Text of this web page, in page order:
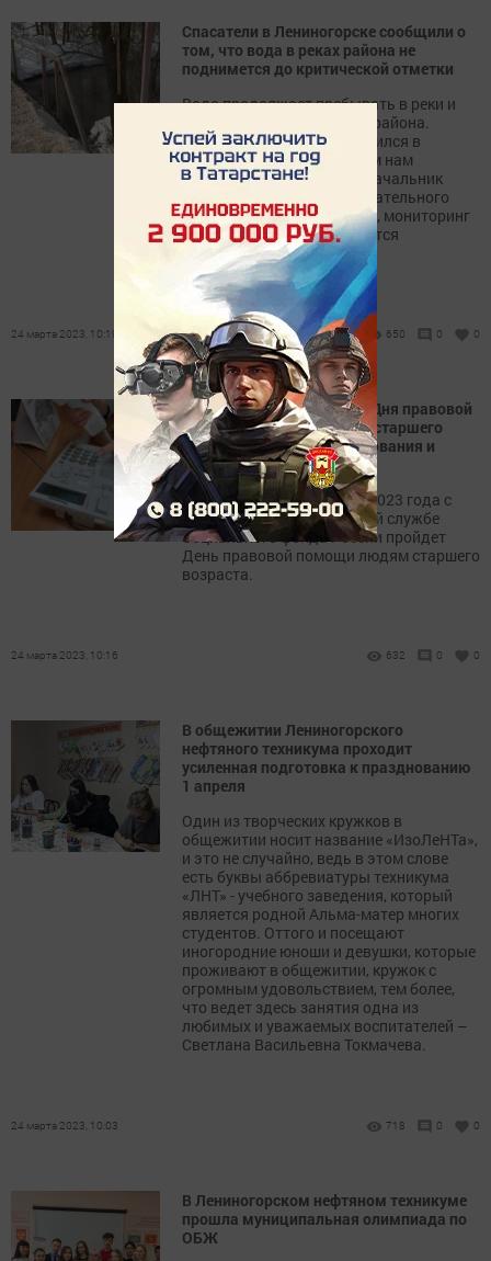
Спасатели в Лениногорске сообщили о
том, что вода в реках района не
поднимется до критической отметки
Вода продолжает пребывать в реки и
водоемы Лениногорского района.
Уровень воды в них повысился в
среднем на 1 метр. Об этом нам
сообщил Салих Сахапов, начальник
зонального поисково-спасательного
отряда № 7. По его словам, мониторинг
водных объектов проводится
практически каждый день.
24 марта 2023, 10:19 650 0 0
В Лениногорске во время Дня правовой
помощи объяснят людям старшего
возраста о правах наследования и
имущественных спорах
В Лениногорске 31 марта 2023 года с
14.00 до 15.00 в клиентской службе
Социального фонда России пройдет
День правовой помощи людям старшего
возраста.
24 марта 2023, 10:16 632 0 0
В общежитии Лениногорского
нефтяного техникума проходит
усиленная подготовка к празднованию
1 апреля
Один из творческих кружков в
общежитии носит название «ИзоЛеНТа»,
и это не случайно, ведь в этом слове
есть буквы аббревиатуры техникума
«ЛНТ» - учебного заведения, который
является родной Альма-матер многих
студентов. Оттого и посещают
иногородние юноши и девушки, которые
проживают в общежитии, кружок с
огромным удовольствием, тем более,
что ведет здесь занятия одна из
любимых и уважаемых воспитателей –
Светлана Васильевна Токмачева.
24 марта 2023, 10:03 718 0 0
В Лениногорском нефтяном техникуме
прошла муниципальная олимпиада по
ОБЖ